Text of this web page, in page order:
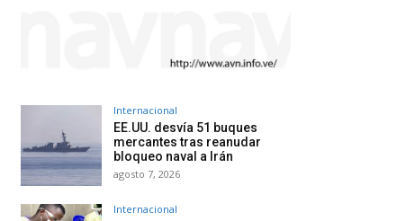
Internacional
EE.UU. desvía 51 buques
mercantes tras reanudar
bloqueo naval a Irán
agosto 7, 2026
Internacional